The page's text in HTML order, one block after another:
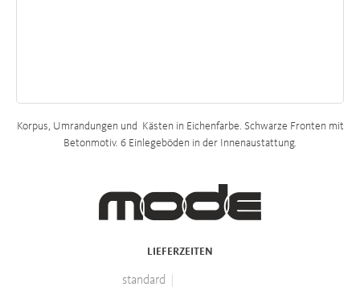
Korpus, Umrandungen und Kästen in Eichenfarbe. Schwarze Fronten mit
Betonmotiv. 6 Einlegeböden in der Innenaustattung.
LIEFERZEITEN
standard